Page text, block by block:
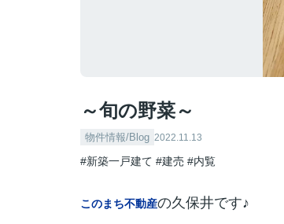
～旬の野菜～
物件情報/Blog 2022.11.13
#新築一戸建て #建売 #内覧
このまち不動産の久保井です♪